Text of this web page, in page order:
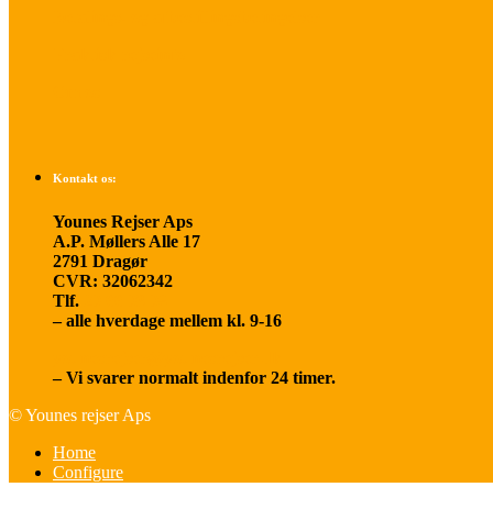
Kontakt os:
Younes Rejser Aps
A.P. Møllers Alle 17
2791 Dragør
CVR: 32062342
Tlf.
– alle hverdage mellem kl. 9-16
– Vi svarer normalt indenfor 24 timer.
© Younes rejser Aps
Home
Configure